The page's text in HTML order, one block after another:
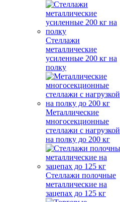
Стеллажи
металлические
усиленные 200 кг на
полку
Металлические
многосекционные
стеллажи с нагрузкой
на полку до 200 кг
Стеллажи полочные
металлические на
зацепах до 125 кг